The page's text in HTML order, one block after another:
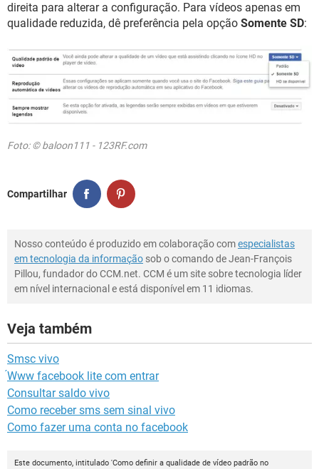
direita para alterar a configuração. Para vídeos apenas em
qualidade reduzida, dê preferência pela opção Somente SD:
Foto: © baloon111 - 123RF.com
Compartilhar
Nosso conteúdo é produzido em colaboração comespecialistas
em tecnologia da informação sob o comando de Jean-François
Pillou, fundador do CCM.net. CCM é um site sobre tecnologia líder
em nível internacional e está disponível em 11 idiomas.
Veja também
Smsc vivo
́Www facebook lite com entrar
Consultar saldo vivo
Como receber sms sem sinal vivo
Como fazer uma conta no facebook
Este documento, intitulado 'Como definir a qualidade de vídeo padrão no